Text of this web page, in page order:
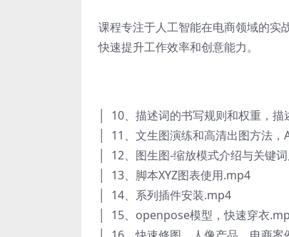
课程专注于人工智能在电商领域的实
快速提升工作效率和创意能力。
│ 10、描述词的书写规则和权重，
│ 11、文生图演练和高清出图方法
│ 12、图生图-缩放模式介绍与关键
│ 13、脚本XYZ图表使用.mp4
│ 14、系列插件安装.mp4
│ 15、openpose模型，快速穿衣